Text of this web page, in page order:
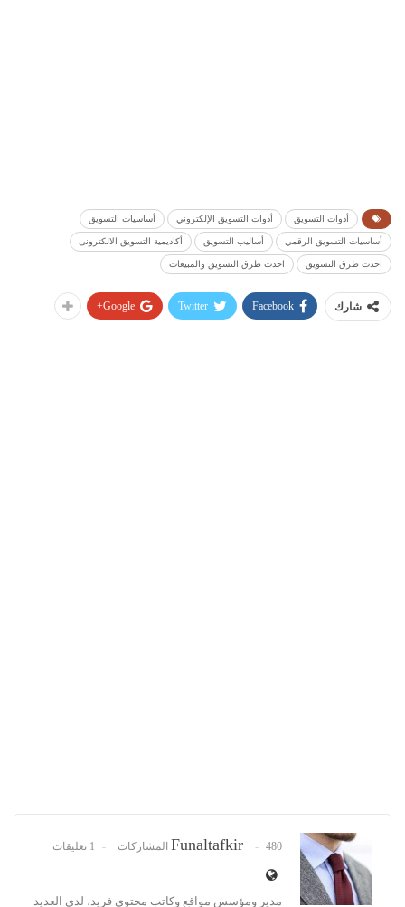
أدوات التسويق أدوات التسويق الإلكتروني أساسيات التسويق
أساسيات التسويق الرقمي أساليب التسويق أكاديمية التسويق الالكترونى
احدث طرق التسويق احدث طرق التسويق والمبيعات
شارك Facebook
Twitter
Google+
Funaltafkir 480 المشاركات 1 تعليقات
مدير ومؤسس مواقع وكاتب محتوى فريد، لدى العديد